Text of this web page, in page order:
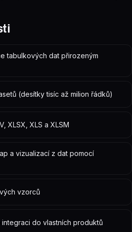
tabulkových dat přirozeným
(desítky tisíc až milion řádků)
XLSX, XLS a XLSM
a vizualizací z dat pomocí
vzorců
integraci do vlastních produktů